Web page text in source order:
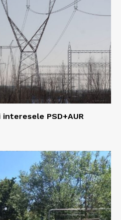
PSD+AUR